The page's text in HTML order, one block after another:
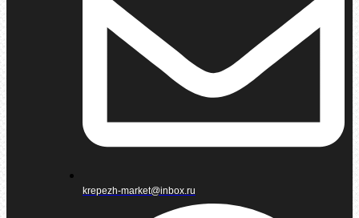
krepezh-market@inbox.ru